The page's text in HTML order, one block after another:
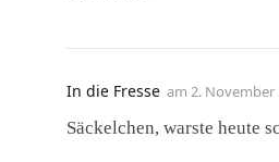
In die Fresse am 2. November
Säckelchen, warste heute